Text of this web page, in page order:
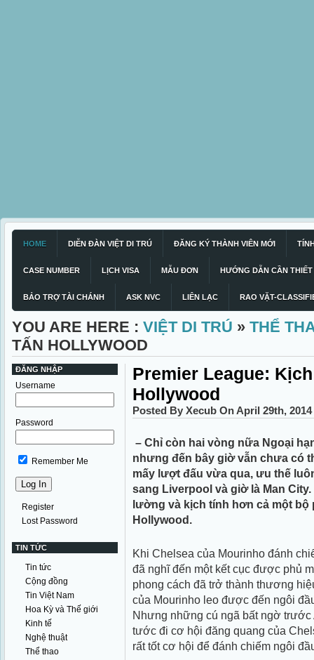
HOME DIỄN ĐÀN VIỆT DI TRÚ ĐĂNG KÝ THÀNH VIÊN MỚI
CASE NUMBER LỊCH VISA MẪU ĐƠN HƯỚNG DẪN CẦN THIẾT
BẢO TRỢ TÀI CHÁNH ASK NVC LIÊN LẠC RAO VẶT-
YOU ARE HERE : VIỆT DI TRÚ » THỂ
TẤN HOLLYWOOD
ĐĂNG NHẬP
Username
Password
Remember Me
Register
Lost Password
TIN TỨC
Tin tức
Cộng đồng
Tin Việt Nam
Hoa Kỳ và Thế giới
Kinh tế
Nghệ thuật
Thể thao
Premier League:
Hollywood
Posted By Xecub On April 29th,
– Chỉ còn hai vòng nữa Ngoại
nhưng đến bây giờ vẫn chưa có
mấy lượt đấu vừa qua, ưu thế
sang Liverpool và giờ là Man
lường và kịch tính hơn cả một bộ
Hollywood.
Khi Chelsea của Mourinho đánh
đã nghĩ đến một kết cục được phủ
phong cách đã trở thành thương
của Mourinho leo được đến ngôi
Nhưng những cú ngã bất ngờ
tước đi cơ hội đăng quang của
rất tốt cơ hội để đánh chiếm ngôi